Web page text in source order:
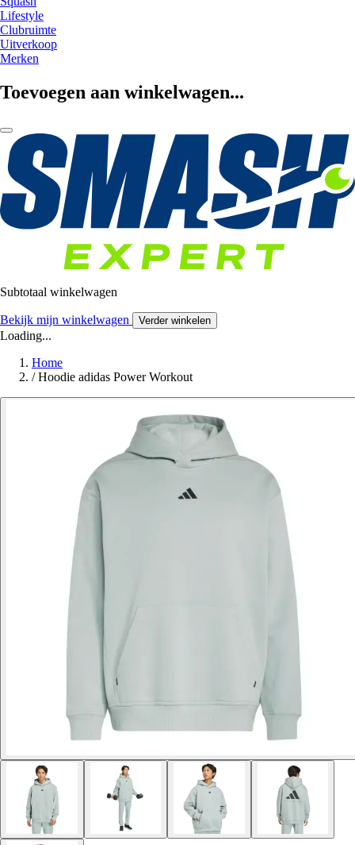
Lifestyle
Clubruimte
Uitverkoop
Merken
Toevoegen aan winkelwagen...
Subtotaal winkelwagen
Bekijk mijn winkelwagen Verder winkelen
Loading...
Home
/ Hoodie adidas Power Workout